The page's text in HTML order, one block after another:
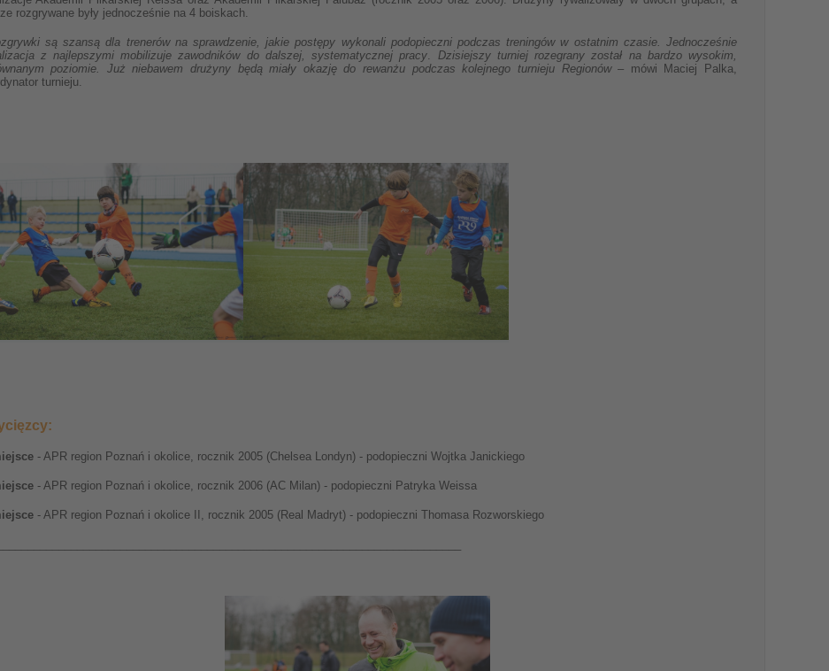
rozgrywane były jednocześnie na 4 boiskach.
są szansą dla trenerów na sprawdzenie, jakie postępy wykonali podopieczni podczas treningów w ostatnim czasie. Jednocześnie
z najlepszymi mobilizuje zawodników do dalszej, systematycznej pracy. Dzisiejszy turniej rozegrany został na bardzo wysokim,
poziomie. Już niebawem drużyny będą miały okazję do rewanżu podczas kolejnego turnieju Regionów– mówi Maciej Palka,
turnieju.
- APR region Poznań i okolice, rocznik 2005 (Chelsea Londyn) - podopieczni Wojtka Janickiego
- APR region Poznań i okolice, rocznik 2006 (AC Milan) - podopieczni Patryka Weissa
- APR region Poznań i okolice II, rocznik 2005 (Real Madryt) - podopieczni Thomasa Rozworskiego